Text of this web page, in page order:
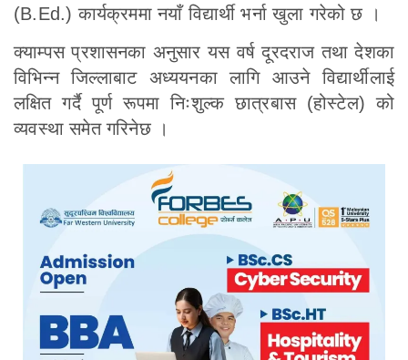
(B.Ed.) कार्यक्रममा नयाँ विद्यार्थी भर्ना खुला गरेको छ ।
क्याम्पस प्रशासनका अनुसार यस वर्ष दूरदराज तथा देशका
विभिन्न जिल्लाबाट अध्ययनका लागि आउने विद्यार्थीलाई
लक्षित गर्दै पूर्ण रूपमा निःशुल्क छात्रबास (होस्टेल) को
व्यवस्था समेत गरिनेछ ।